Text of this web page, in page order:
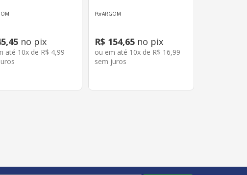
,45 no pix
até 10x de R$ 4,99
ARGOM
R$ 154,65 no pix
ou em até 10x de R$ 16,99
sem juros